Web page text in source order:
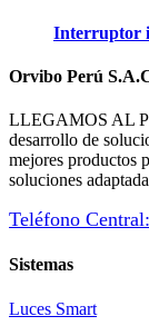
Interruptor
Orvibo Perú
LLEGAMOS AL
desarrollo de
mejores productos
soluciones
Teléfono
Sistemas
Luces Smart